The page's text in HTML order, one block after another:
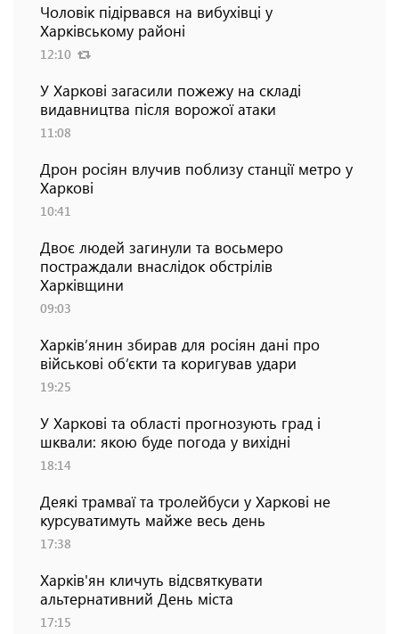
Чоловік підірвався на вибухівці у
Харківському районі
12:10
У Харкові загасили пожежу на складі
видавництва після ворожої атаки
11:08
Дрон росіян влучив поблизу станції метро у
Харкові
10:41
Двоє людей загинули та восьмеро
постраждали внаслідок обстрілів
Харківщини
09:03
Харків’янин збирав для росіян дані про
військові об’єкти та коригував удари
19:25
У Харкові та області прогнозують град і
шквали: якою буде погода у вихідні
18:14
Деякі трамваї та тролейбуси у Харкові не
курсуватимуть майже весь день
17:38
Харків'ян кличуть відсвяткувати
альтернативний День міста
17:15